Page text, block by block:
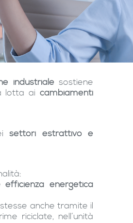
industriale sostiene
lotta aicambiamenti
settori estrattivo e
efficienza energetica
anche tramite il
riciclate, nell’unità